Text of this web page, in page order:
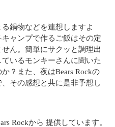
鍋物などを連想しますよ
ャンプで作るご飯はその定
ん。簡単にサクッと調理出
いるモンキーさんに聞いた
？また、夜はBears Rockの
その感想と共に是非予想し
Rockから 提供しています。